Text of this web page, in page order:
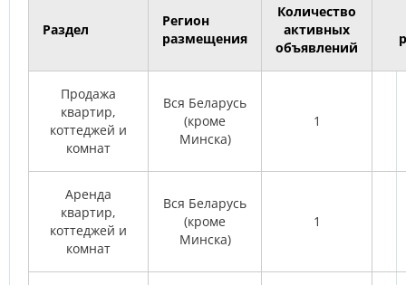
Раздел
Регион
размещения
Количество
активных
объявлений
Продажа
квартир,
коттеджей и
комнат
Вся Беларусь
(кроме
Минска)
1
Аренда
квартир,
коттеджей и
комнат
Вся Беларусь
(кроме
Минска)
1